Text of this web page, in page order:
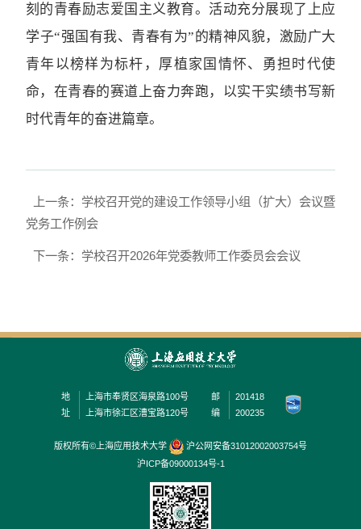
刻的青春励志爱国主义教育。活动充分展现了上应
学子“强国有我、青春有为”的精神风貌，激励广大
青年以榜样为标杆，厚植家国情怀、勇担时代使
命，在青春的赛道上奋力奔跑，以实干实绩书写新
时代青年的奋进篇章。
上一条：学校召开党的建设工作领导小组（扩大）会议暨
党务工作例会
下一条：学校召开2026年党委教师工作委员会会议
地
址
上海市奉贤区海泉路100号
上海市徐汇区漕宝路120号
邮
编
201418
200235
版权所有©上海应用技术大学
沪公网安备31012002003754号
沪ICP备09000134号-1